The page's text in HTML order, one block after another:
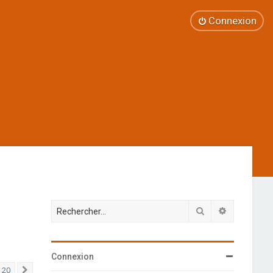
Connexion
20
Rechercher
Connexion